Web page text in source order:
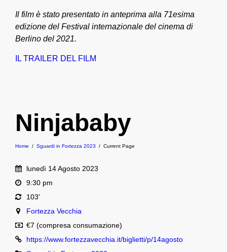
Il film è stato presentato in anteprima alla 71esima
edizione del Festival internazionale del cinema di
Berlino del 2021.
IL TRAILER DEL FILM
Ninjababy
Home / Sguardi in Fortezza 2023 / Current Page
lunedì 14 Agosto 2023
9:30 pm
103'
Fortezza Vecchia
€7 (compresa consumazione)
https://www.fortezzavecchia.it/biglietti/p/14agosto